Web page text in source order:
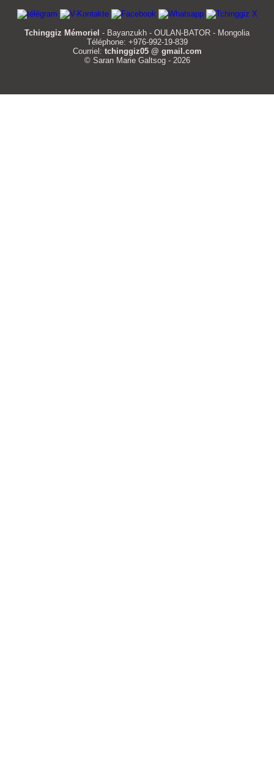
Tchinggiz Mémoriel - Bayanzukh - OULAN-BATOR - Mongolia
Téléphone: +976-992-19-839
Courriel: tchinggiz05 @ gmail.com
© Saran Marie Galtsog - 2026